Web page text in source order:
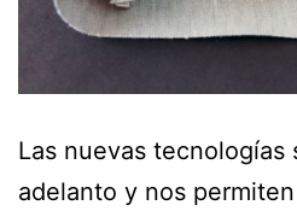
Las nuevas tecnologías
adelanto y nos